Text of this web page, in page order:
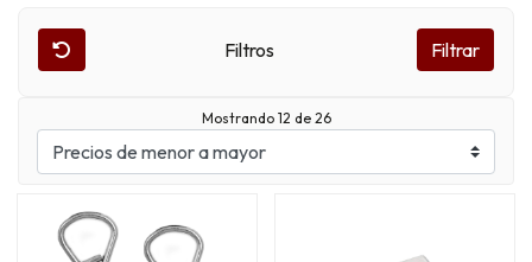
Filtros Filtrar
Mostrando 12 de 26